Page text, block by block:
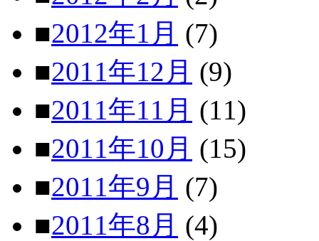
■2012年1月 (7)
■2011年12月 (9)
■2011年11月 (11)
■2011年10月 (15)
■2011年9月 (7)
■2011年8月 (4)